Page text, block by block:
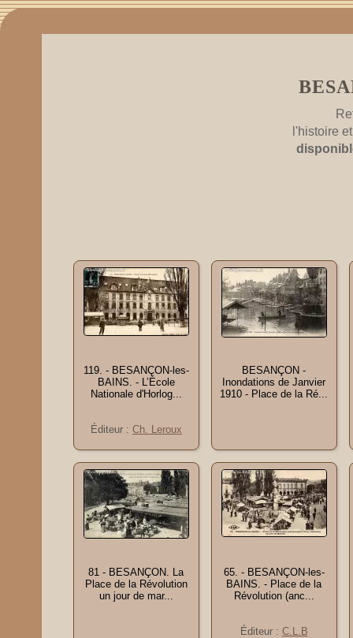
l'histoire
119. - BESANÇON-les-
BAINS. - L’École
Nationale d'Horlog...
Éditeur : Ch. Leroux
BESANÇON -
Inondations de Janvier
1910 - Place de la Ré...
81 - BESANÇON. La
Place de la Révolution
un jour de mar...
65. - BESANÇON-les-
BAINS. - Place de la
Révolution (anc...
Éditeur : C.L.B